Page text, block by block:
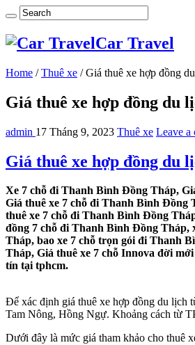
Car Travel
Home / Thuê xe / Giá thuê xe hợp đồng
Giá thuê xe hợp đồng du
admin 17 Tháng 9, 2023 Thuê xe Leave a
Giá thuê xe hợp đồng du
Xe 7 chỗ đi Thanh Bình Đồng Tháp,
Giá thuê xe 7 chỗ đi Thanh Bình
thuê xe 7 chỗ đi Thanh Bình Đồng
đồng 7 chỗ đi Thanh Bình Đồng Tháp,
Tháp, bao xe 7 chỗ trọn gói đi Thanh
Tháp, Giá thuê xe 7 chỗ Innova đời
tín tại tphcm.
Để xác định giá thuê xe hợp đồng du lịch
Tam Nông, Hồng Ngự. Khoảng cách từ
Dưới đây là mức giá tham khảo cho thuê